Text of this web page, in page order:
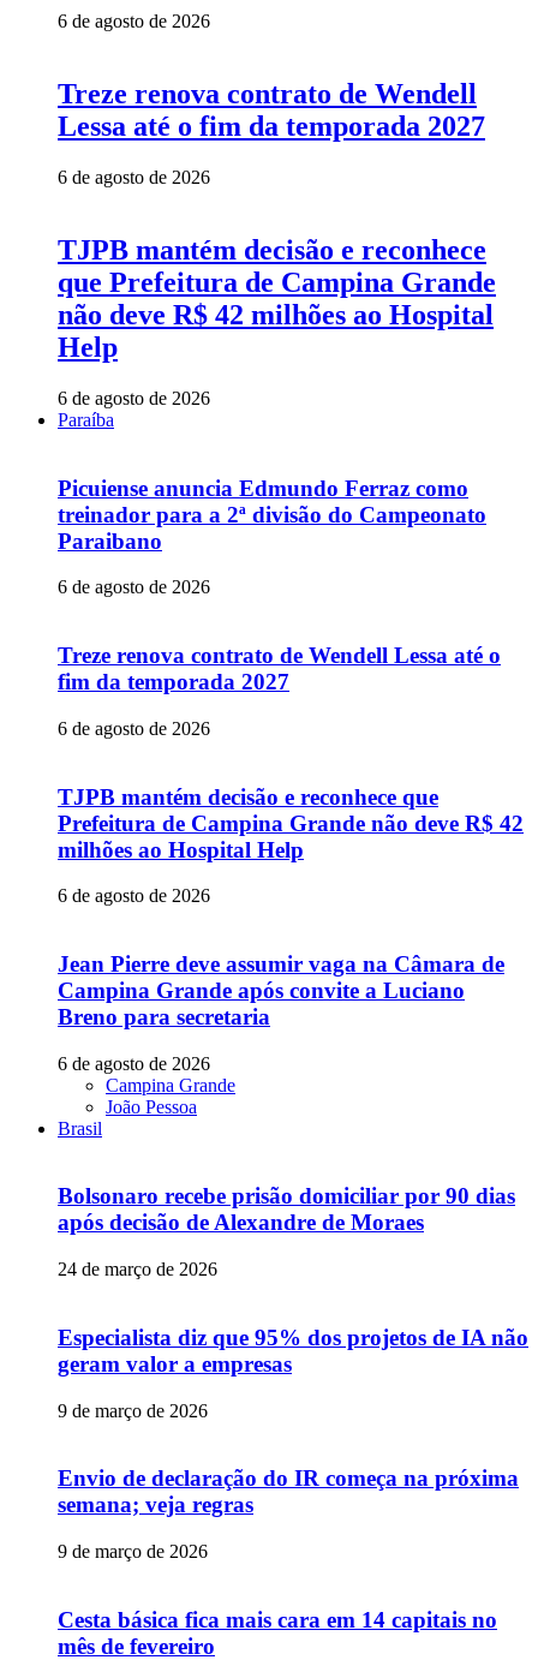
6 de agosto de 2026
Treze renova contrato de Wendell
Lessa até o fim da temporada 2027
6 de agosto de 2026
TJPB mantém decisão e reconhece
que Prefeitura de Campina Grande
não deve R$ 42 milhões ao Hospital
Help
6 de agosto de 2026
Paraíba
Picuiense anuncia Edmundo Ferraz como
treinador para a 2ª divisão do Campeonato
Paraibano
6 de agosto de 2026
Treze renova contrato de Wendell Lessa até o
fim da temporada 2027
6 de agosto de 2026
TJPB mantém decisão e reconhece que
Prefeitura de Campina Grande não deve R$ 42
milhões ao Hospital Help
6 de agosto de 2026
Jean Pierre deve assumir vaga na Câmara de
Campina Grande após convite a Luciano
Breno para secretaria
6 de agosto de 2026
Campina Grande
João Pessoa
Brasil
Bolsonaro recebe prisão domiciliar por 90 dias
após decisão de Alexandre de Moraes
24 de março de 2026
Especialista diz que 95% dos projetos de IA não
geram valor a empresas
9 de março de 2026
Envio de declaração do IR começa na próxima
semana; veja regras
9 de março de 2026
Cesta básica fica mais cara em 14 capitais no
mês de fevereiro